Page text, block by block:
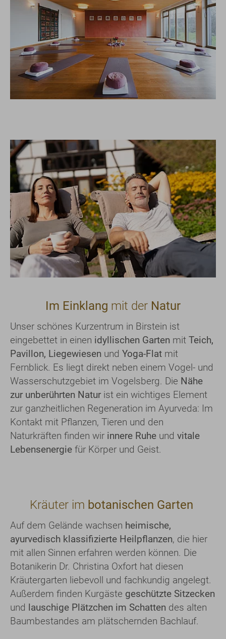
Im Einklang mit der Natur
Unser schönes Kurzentrum in Birstein ist
eingebettet in einen idyllischen Garten mit Teich,
Pavillon, Liegewiesen und Yoga-Flat mit
Fernblick. Es liegt direkt neben einem Vogel- und
Wasserschutzgebiet im Vogelsberg. Die Nähe
zur unberührten Natur ist ein wichtiges Element
zur ganzheitlichen Regeneration im Ayurveda: Im
Kontakt mit Pflanzen, Tieren und den
Naturkräften finden wir innere Ruhe und vitale
Lebensenergie für Körper und Geist.
Kräuter im botanischen Garten
Auf dem Gelände wachsen heimische,
ayurvedisch klassifizierte Heilpflanzen, die hier
mit allen Sinnen erfahren werden können. Die
Botanikerin Dr. Christina Oxfort hat diesen
Kräutergarten liebevoll und fachkundig angelegt.
Außerdem finden Kurgäste geschützte Sitzecken
und lauschige Plätzchen im Schatten des alten
Baumbestandes am plätschernden Bachlauf.